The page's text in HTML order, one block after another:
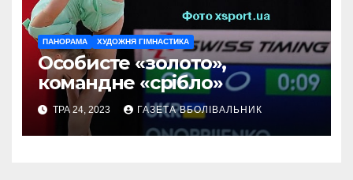
ПАНОРАМА ХУДОЖНЯ ГІМНАСТИКА
Особисте «золото»,
командне «срібло»
ТРА 24, 2023 ГАЗЕТА ВБОЛІВАЛЬНИК